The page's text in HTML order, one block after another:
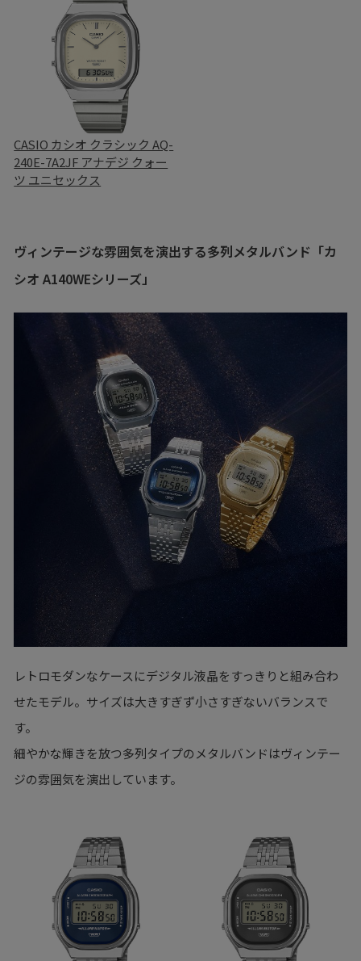
CASIO カシオ クラシック AQ-
240E-7A2JF アナデジ クォー
ツ ユニセックス
ヴィンテージな雰囲気を演出する多列メタルバンド「カ
シオ A140WEシリーズ」
レトロモダンなケースにデジタル液晶をすっきりと組み合わ
せたモデル。サイズは大きすぎず小さすぎないバランスで
す。
細やかな輝きを放つ多列タイプのメタルバンドはヴィンテー
ジの雰囲気を演出しています。